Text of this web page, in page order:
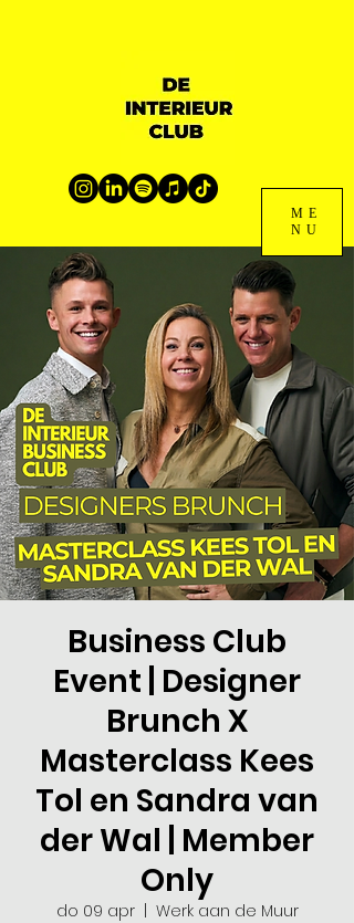
ME
NU
Business Club
Event | Designer
Brunch X
Masterclass Kees
Tol en Sandra van
der Wal | Member
Only
do 09 apr
  |
Werk aan de Muur